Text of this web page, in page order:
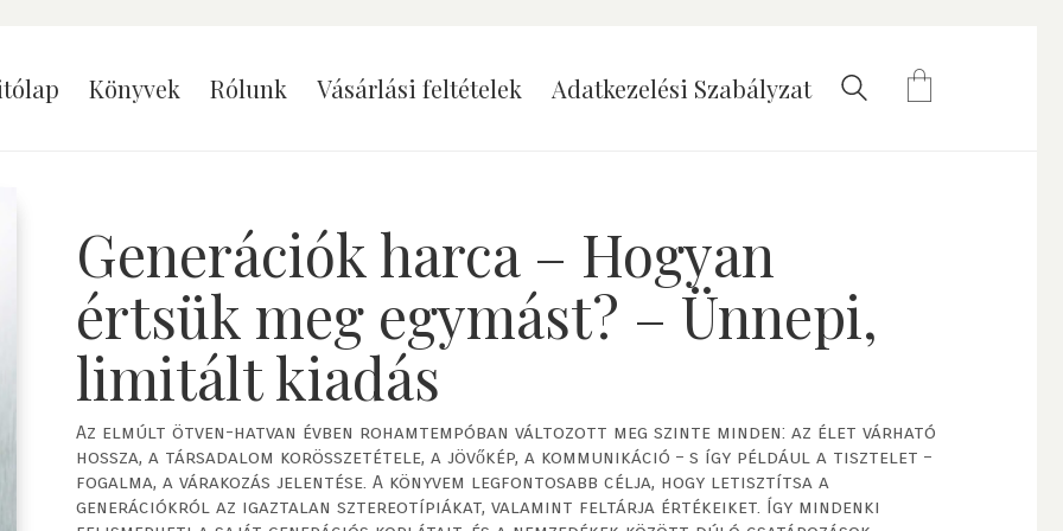
Könyvek Rólunk Vásárlási feltételek Adatkezelési Szabályzat
Generációk harca – Hogyan
értsük meg egymást? – Ünnepi,
limitált kiadás
Az elmúlt ötven-hatvan évben rohamtempóban változott meg szinte minden: az élet várható
hossza, a társadalom korösszetétele, a jövőkép, a kommunikáció – s így például a tisztelet –
fogalma, a várakozás jelentése. A könyvem legfontosabb célja, hogy letisztítsa a
generációkról az igaztalan sztereotípiákat, valamint feltárja értékeiket. Így mindenki